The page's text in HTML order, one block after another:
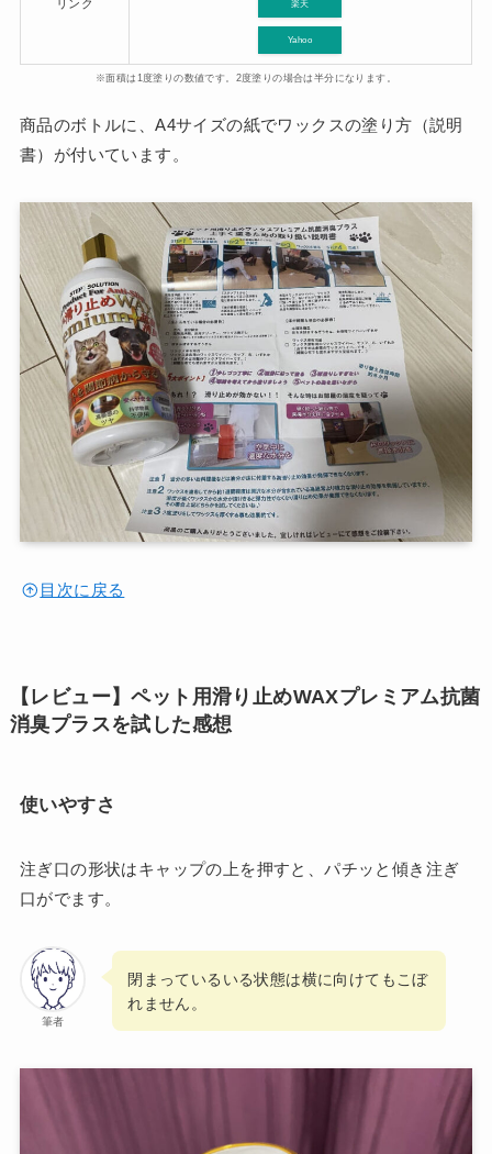
リンク 楽天
Yahoo
※面積は1度塗りの数値です。2度塗りの場合は半分になります。
商品のボトルに、A4サイズの紙でワックスの塗り方（説明
書）が付いています。
目次に戻る
【レビュー】ペット用滑り止めWAXプレミアム抗菌
消臭プラスを試した感想
使いやすさ
注ぎ口の形状はキャップの上を押すと、パチッと傾き注ぎ
口がでます。
筆者
閉まっているいる状態は横に向けてもこぼ
れません。